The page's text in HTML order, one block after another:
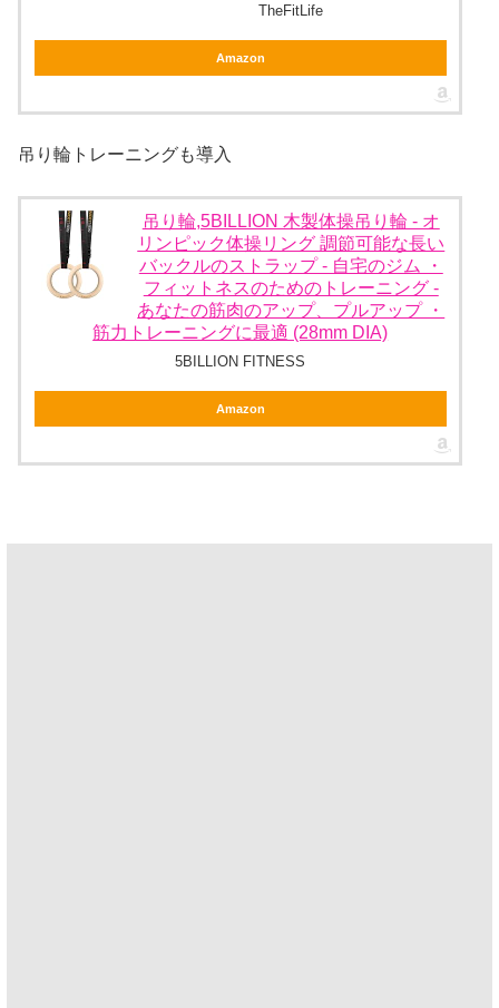
TheFitLife
Amazon
吊り輪トレーニングも導入
吊り輪,5BILLION 木製体操吊り輪 - オ
リンピック体操リング 調節可能な長い
バックルのストラップ - 自宅のジム ・
フィットネスのためのトレーニング -
あなたの筋肉のアップ、プルアップ ・
筋力トレーニングに最適 (28mm DIA)
5BILLION FITNESS
Amazon